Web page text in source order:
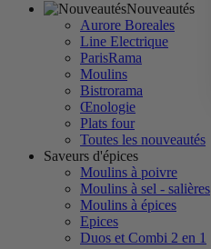
Nouveautés
Aurore Boreales
Line Electrique
ParisRama
Moulins
Bistrorama
Œnologie
Plats four
Toutes les nouveautés
Saveurs d'épices
Moulins à poivre
Moulins à sel - salières
Moulins à épices
Epices
Duos et Combi 2 en 1